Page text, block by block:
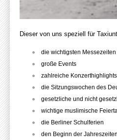
Dieser von uns speziell für
die wichtigsten Messezeiten
große Events
zahlreiche Konzerthighlights
die Sitzungswochen des
gesetzliche und nicht
wichtige muslimische
die Berliner Schulferien
den Beginn der Jahreszeiten